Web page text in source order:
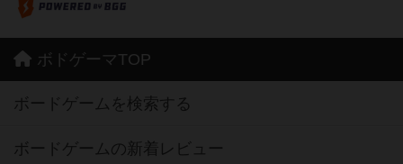
ボドゲーマTOP
ボードゲームを検索する
ボードゲームの新着レビュー